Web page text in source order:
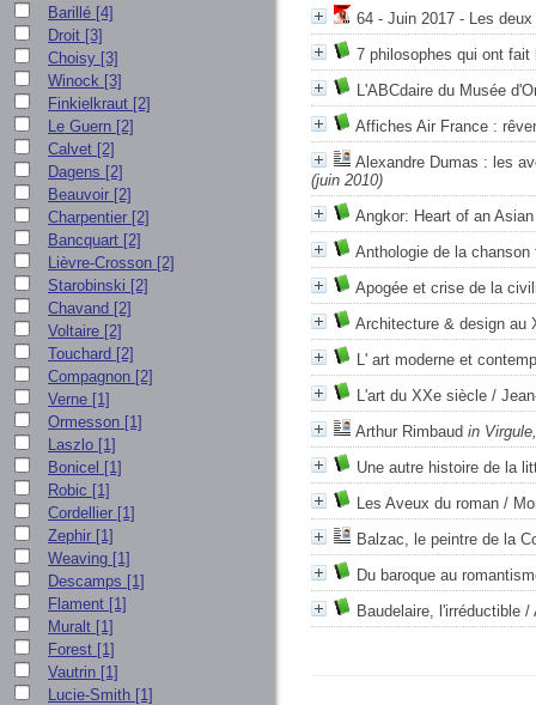
64 - Juin 2017 - Les
7 philosophes qui ont
L'ABCdaire du Musée
Affiches Air France :
Alexandre Dumas : les
(juin 2010)
Angkor: Heart of an
Anthologie de la chanson
Apogée et crise de la
Architecture & design au
L' art moderne et
L'art du XXe siècle /
Arthur Rimbaud in
Une autre histoire de la
Les Aveux du roman /
Balzac, le peintre de la
Du baroque au
Baudelaire, l'irréductible /
Barillé [4]
Droit [3]
Choisy [3]
Winock [3]
Finkielkraut [2]
Le Guern [2]
Calvet [2]
Dagens [2]
Beauvoir [2]
Charpentier [2]
Bancquart [2]
Lièvre-Crosson [2]
Starobinski [2]
Chavand [2]
Voltaire [2]
Touchard [2]
Compagnon [2]
Verne [1]
Ormesson [1]
Laszlo [1]
Bonicel [1]
Robic [1]
Cordellier [1]
Zephir [1]
Weaving [1]
Descamps [1]
Flament [1]
Muralt [1]
Forest [1]
Vautrin [1]
Lucie-Smith [1]